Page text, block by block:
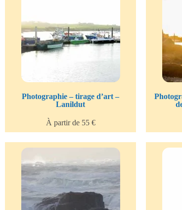
Photographie – tirage d’art –
Lanildut
À partir de 55 €